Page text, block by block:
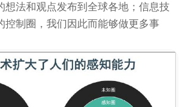
想法和观点发布到全球各地；信息技
控制圈，我们因此而能够做更多事